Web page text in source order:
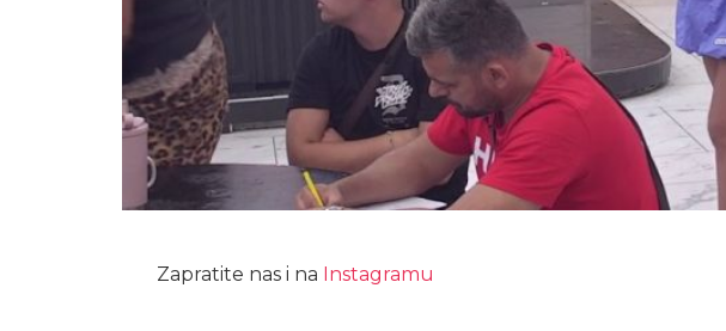
Zapratite nas i na Instagramu